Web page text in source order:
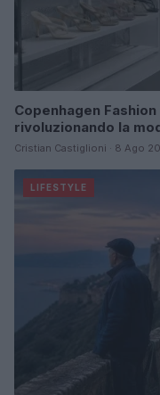
Copenhagen
rivoluzionando la
Cristian Castiglioni · 8 Ago
LIFESTYLE